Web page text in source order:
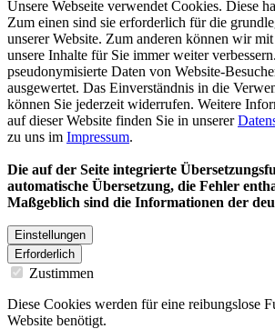
Unsere Webseite verwendet Cookies. Diese
Zum einen sind sie erforderlich für die
unserer Website. Zum anderen können wir
unsere Inhalte für Sie immer weiter
pseudonymisierte Daten von Website-
ausgewertet. Das Einverständnis in die
können Sie jederzeit widerrufen. Weitere
auf dieser Website finden Sie in unserer
zu uns im Impressum.
Die auf der Seite integrierte
automatische Übersetzung, die Fehler
Maßgeblich sind die Informationen der
Einstellungen
Erforderlich
Zustimmen
Diese Cookies werden für eine reibungslose
Website benötigt.